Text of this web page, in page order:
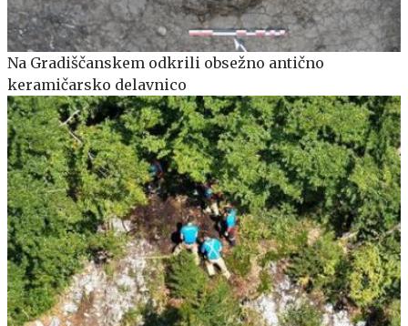
Na Gradiščanskem odkrili obsežno antično
keramičarsko delavnico